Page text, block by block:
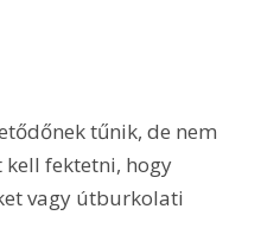
tűnik, de nem
kell fektetni, hogy
vagy útburkolati